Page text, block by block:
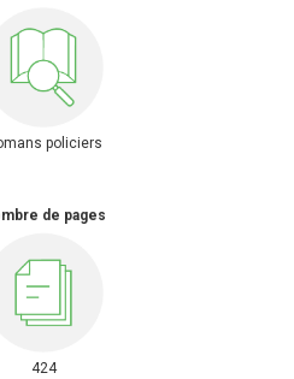
policiers
de pages
424